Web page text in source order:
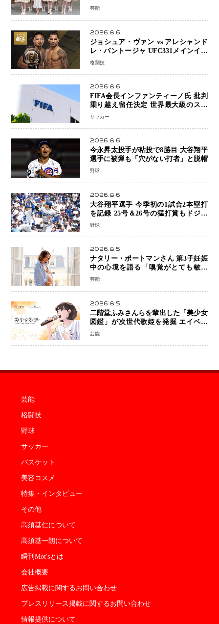
KAWAII PROJECT」が開幕
芸能
2026.8.6
ジョシュア・ヴァン vs アレシャンド
レ・パントージャ UFC331メインイベ
ントで再戦決定 「完全決着」に世界
王座挑戦は再び遠のく
格闘技
2026.8.6
FIFA会長インファンティーノ氏 批判
乗り越え留任決定 世界最大級のスポ
ーツ組織を支える「権威」は揺るがず
サッカー
2026.8.6
今永昇太投手が粘投で8勝目 大谷翔平
選手に被弾も「穴がない打者」と脱帽
野球
2026.8.6
大谷翔平選手 今季初の1試合2本塁打
を記録 25号＆26号の猛打賞もドジャ
ースは今季ワーストの6連敗
野球
2026.8.5
ナタリー・ポートマンさん 第3子妊娠
中の心境を語る「嗅覚がとても敏感
に」マタニティフォトも公開
芸能
2026.8.5
二階堂ふみさんらを輩出した「美少女
図鑑」が次世代歌姫を発掘 エイベッ
クスと「美少女歌祭2026」開催決定
芸能
芸能
格闘技
野球
サッカー
バスケット
美容コスメ
特集・インタビュー
その他
高須基仁について
高須基一朗について
瞬刊Mot'sとは
会社概要
広告掲載に関するお問い合わせ
プレスリリース掲載に関するお問い合わせ
情報提供について